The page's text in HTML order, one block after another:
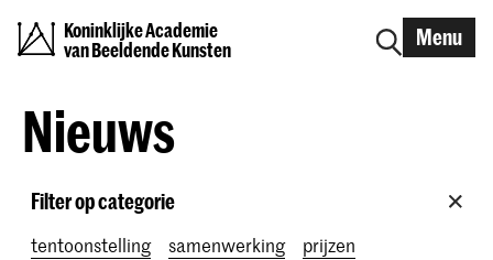
Koninklijke Academie
van Beeldende Kunsten
Menu
Nieuws
Filter op categorie
tentoonstelling samenwerking
prijzen